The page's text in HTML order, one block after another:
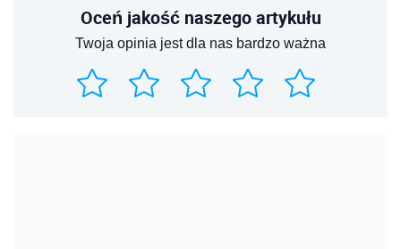
Oceń jakość naszego artykułu
Twoja opinia jest dla nas bardzo ważna